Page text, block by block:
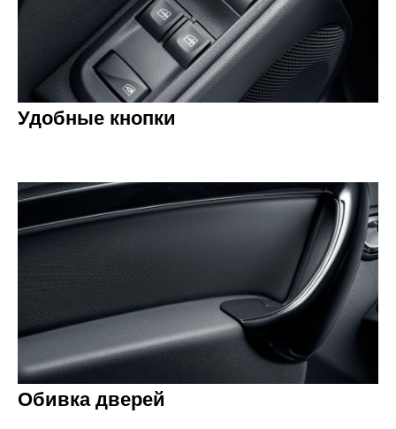
Удобные кнопки
Обивка дверей